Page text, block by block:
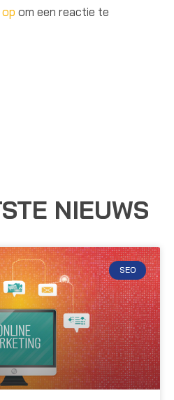
om een reactie te
NIEUWS
SEO